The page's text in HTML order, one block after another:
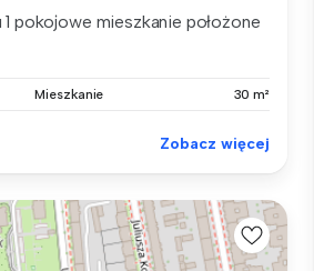
pokojowe mieszkanie położone
Mieszkanie 30 m²
Zobacz więcej